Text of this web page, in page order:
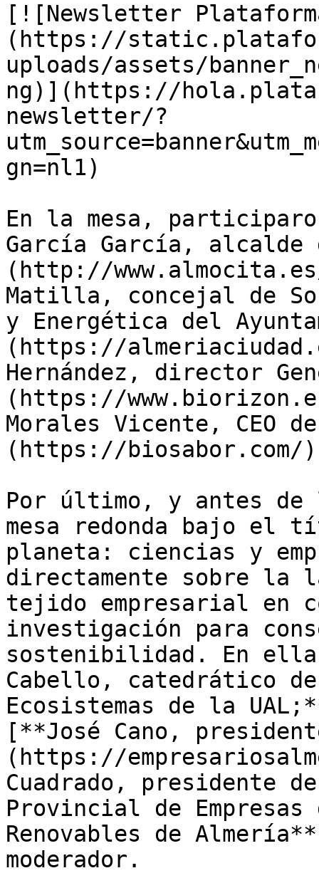
[![Newsletter
(https://
uploads/assets/
ng)](https://
newsletter/?
gn=nl1)
En la mesa,
García García, alcalde
(http://
Matilla, concejal de
y Energética del
(https://
Hernández, director
(https://
Morales Vicente, CEO
(https://biosabor.com/
Por último, y antes de
mesa redonda bajo
planeta: ciencias y
directamente sobre la
tejido empresarial en
investigación para
sostenibilidad. En
Cabello, catedrático
Ecosistemas de la
[**José Cano,
(https://
Cuadrado, presidente
Provincial de Empresas
Renovables de
moderador.